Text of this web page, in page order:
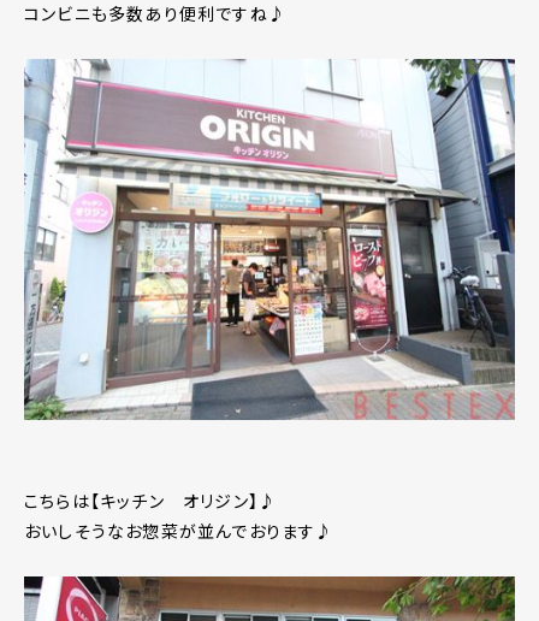
コンビニも多数あり便利ですね♪
こちらは【キッチン オリジン】♪
おいしそうなお惣菜が並んでおります♪